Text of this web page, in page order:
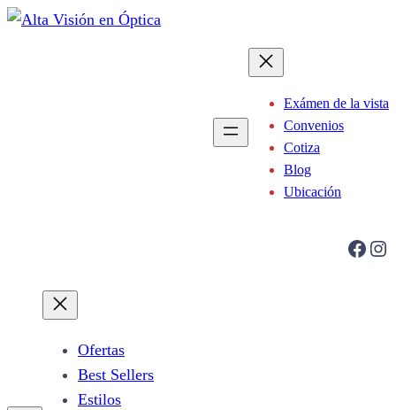
Saltar
Exámen de la vista
Convenios
Cotiza
Blog
Ubicación
Facebook Instagram
Ofertas
Best Sellers
Estilos